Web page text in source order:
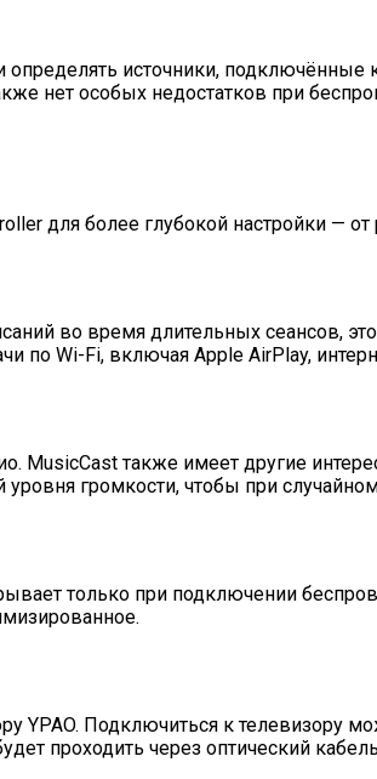
источники, подключённые
нет особых недостатков при
для более глубокой настройки — от
во время длительных сеансов,
по Wi-Fi, включая Apple AirPlay,
MusicCast также имеет другие
громкости, чтобы при
только при подключении
YPAO. Подключиться к телевизору
проходить через оптический